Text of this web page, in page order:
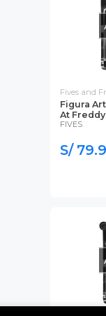
Fives and
Figura
At
FIVES
S/